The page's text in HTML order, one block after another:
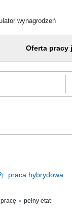
wynagrodzeń
Oferta pracy
praca hybrydowa
pełny etat